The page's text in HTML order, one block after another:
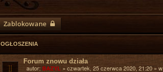
Zablokowane
OGŁOSZENIA
Forum znowu działa
autor: BAZYL »czwartek, 25 czerwca 2020, 21:20» w